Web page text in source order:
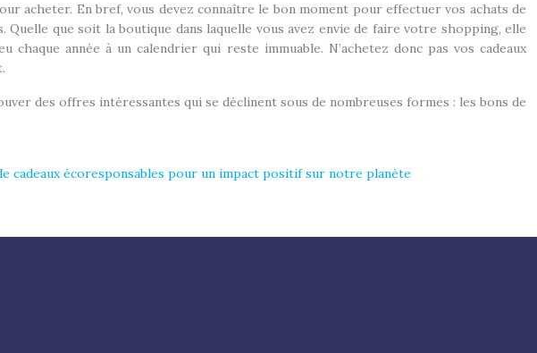
acheter. En bref, vous devez connaître le bon moment pour effectuer vos achats de
que soit la boutique dans laquelle vous avez envie de faire votre shopping, elle
année à un calendrier qui reste immuable. N’achetez donc pas vos cadeaux
des offres intéressantes qui se déclinent sous de nombreuses formes : les bons de
cadeaux écoresponsables pour un impact positif sur notre planète